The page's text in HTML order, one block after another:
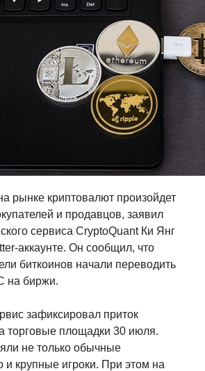
рынке криптовалют произойдет
и продавцов, заявил
сервиса CryptoQuant Ки Янг
аккаунте. Он сообщил, что
биткоинов начали переводить
на биржи.
зафиксировал приток
торговые площадки 30 июля.
не только обычные
и крупные игроки. При этом на